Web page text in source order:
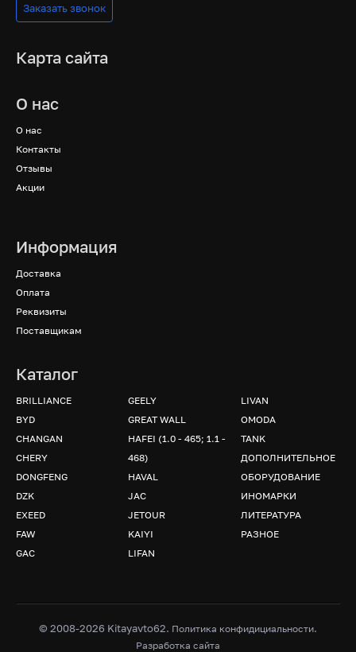
Заказать звонок
Карта сайта
О нас
О нас
Контакты
Отзывы
Акции
Информация
Доставка
Оплата
Реквизиты
Поставщикам
Каталог
BRILLIANCE
BYD
CHANGAN
CHERY
DONGFENG
DZK
EXEED
FAW
GAC
GEELY
GREAT WALL
HAFEI (1.0 - 465; 1.1 -
468)
HAVAL
JAC
JETOUR
KAIYI
LIFAN
LIVAN
OMODA
TANK
ДОПОЛНИТЕЛЬНОЕ
ОБОРУДОВАНИЕ
ИНОМАРКИ
ЛИТЕРАТУРА
РАЗНОЕ
© 2008-2026 Kitayavto62. Политика конфидициальности.
Разработка сайта